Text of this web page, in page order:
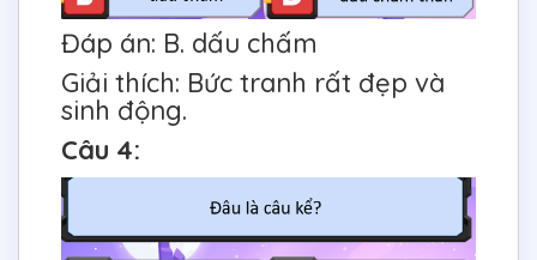
Đáp án: B. dấu chấm
Giải thích: Bức tranh rất đẹp và
sinh động.
Câu 4: